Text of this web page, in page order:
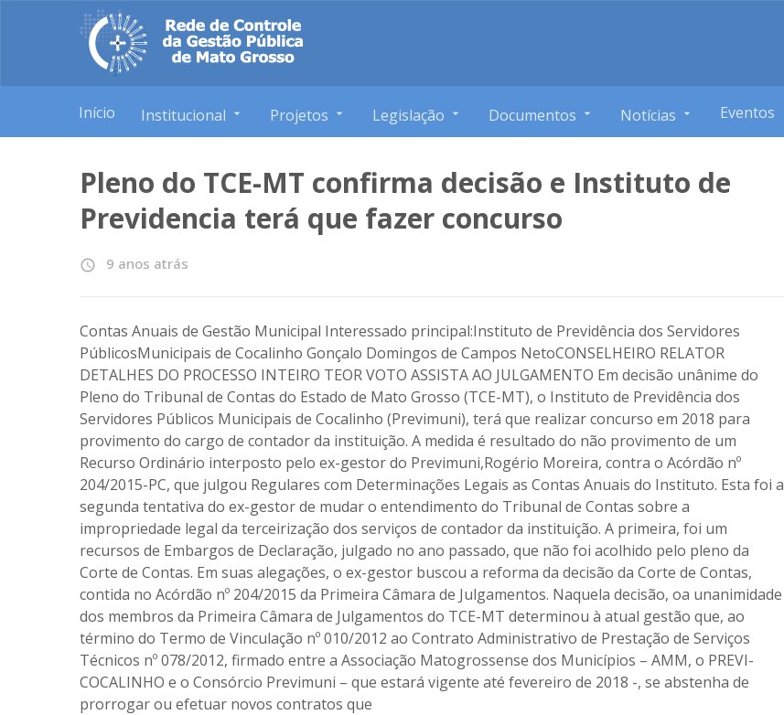
Início Institucional Projetos Legislação Documentos Notícias Eventos
Pleno do TCE-MT confirma decisão e Instituto de
Previdencia terá que fazer concurso
access_time 9 anos atrás
Contas Anuais de Gestão Municipal Interessado principal:Instituto de Previdência dos Servidores
PúblicosMunicipais de Cocalinho Gonçalo Domingos de Campos NetoCONSELHEIRO RELATOR
DETALHES DO PROCESSO INTEIRO TEOR VOTO ASSISTA AO JULGAMENTO Em decisão unânime do
Pleno do Tribunal de Contas do Estado de Mato Grosso (TCE-MT), o Instituto de Previdência dos
Servidores Públicos Municipais de Cocalinho (Previmuni), terá que realizar concurso em 2018 para
provimento do cargo de contador da instituição. A medida é resultado do não provimento de um
Recurso Ordinário interposto pelo ex-gestor do Previmuni,Rogério Moreira, contra o Acórdão nº
204/2015-PC, que julgou Regulares com Determinações Legais as Contas Anuais do Instituto. Esta foi a
segunda tentativa do ex-gestor de mudar o entendimento do Tribunal de Contas sobre a
impropriedade legal da terceirização dos serviços de contador da instituição. A primeira, foi um
recursos de Embargos de Declaração, julgado no ano passado, que não foi acolhido pelo pleno da
Corte de Contas. Em suas alegações, o ex-gestor buscou a reforma da decisão da Corte de Contas,
contida no Acórdão nº 204/2015 da Primeira Câmara de Julgamentos. Naquela decisão, oa unanimidade
dos membros da Primeira Câmara de Julgamentos do TCE-MT determinou à atual gestão que, ao
término do Termo de Vinculação nº 010/2012 ao Contrato Administrativo de Prestação de Serviços
Técnicos nº 078/2012, firmado entre a Associação Matogrossense dos Municípios – AMM, o PREVI-
COCALINHO e o Consórcio Previmuni – que estará vigente até fevereiro de 2018 -, se abstenha de
prorrogar ou efetuar novos contratos que